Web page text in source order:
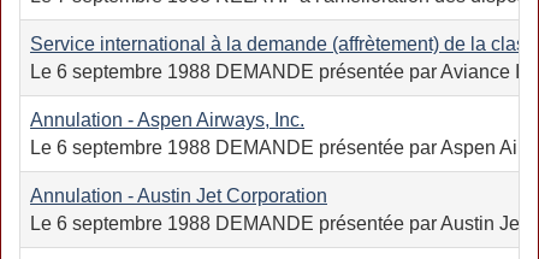
Service international à la demande (affrètement) de la
Le 6 septembre 1988 DEMANDE présentée par Aviance
Annulation - Aspen Airways, Inc.
Le 6 septembre 1988 DEMANDE présentée par Aspen
Annulation - Austin Jet Corporation
Le 6 septembre 1988 DEMANDE présentée par Austin